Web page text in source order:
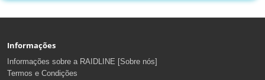
Informações
Informações sobre a RAIDLINE [Sobre nós]
Termos e Condições